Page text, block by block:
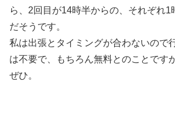
ら、2回目が14時半からの、それぞれ1
だそうです。
私は出張とタイミングが合わないので
は不要で、もちろん無料とのことです
ぜひ。